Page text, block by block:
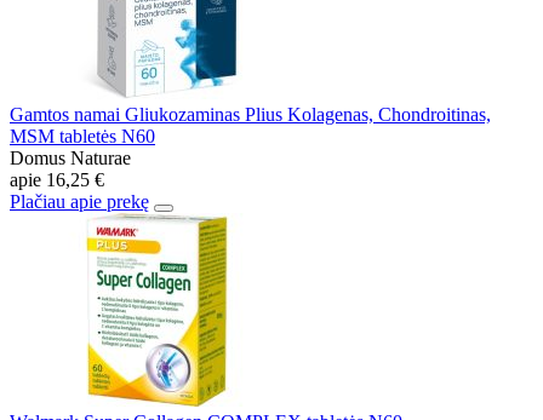
Gamtos namai Gliukozaminas Plius Kolagenas, Chondroitinas,
MSM tabletės N60
Domus Naturae
apie 16,25 €
Plačiau apie prekę